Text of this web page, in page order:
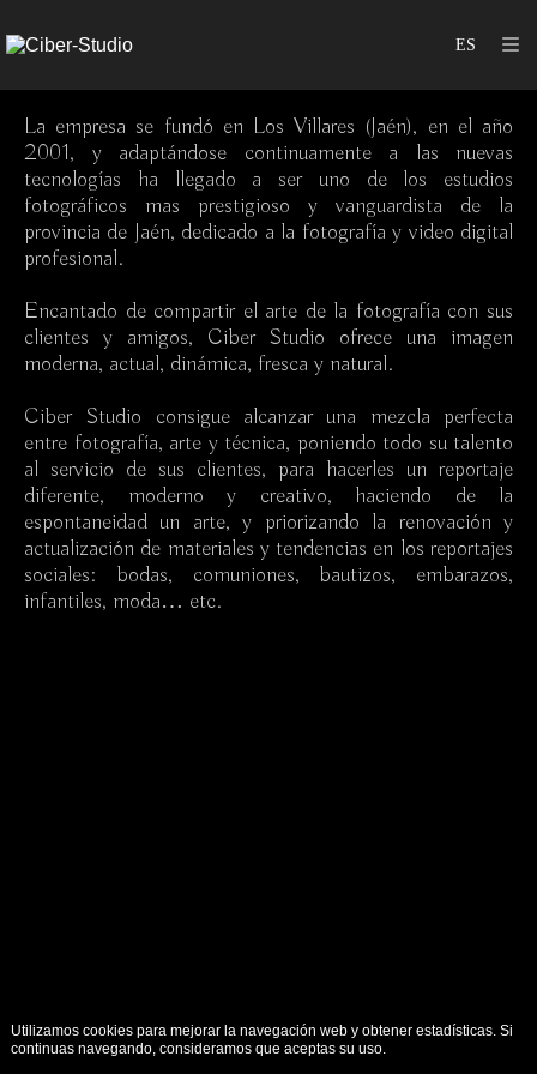
La empresa se fundó en Los Villares (Jaén), en el año
2001, y adaptándose continuamente a las nuevas
tecnologías ha llegado a ser uno de los estudios
fotográficos mas prestigioso y vanguardista de la
provincia de Jaén, dedicado a la fotografía y video digital
profesional.
Encantado de compartir el arte de la fotografía con sus
clientes y amigos, Ciber Studio ofrece una imagen
moderna, actual, dinámica, fresca y natural.
Ciber Studio consigue alcanzar una mezcla perfecta
entre fotografía, arte y técnica, poniendo todo su talento
al servicio de sus clientes, para hacerles un reportaje
diferente, moderno y creativo, haciendo de la
espontaneidad un arte, y priorizando la renovación y
actualización de materiales y tendencias en los reportajes
sociales: bodas, comuniones, bautizos, embarazos,
infantiles, moda… etc.
Utilizamos cookies para mejorar la navegación web y obtener estadísticas. Si
continuas navegando, consideramos que aceptas su uso.